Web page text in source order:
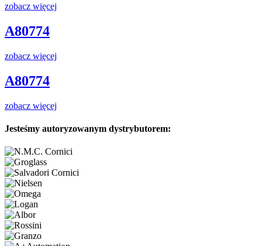
zobacz więcej
A80774
zobacz więcej
A80774
zobacz więcej
Jesteśmy autoryzowanym dystrybutorem: